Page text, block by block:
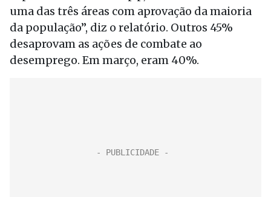
uma das três áreas com aprovação da maioria
da população”, diz o relatório. Outros 45%
desaprovam as ações de combate ao
desemprego. Em março, eram 40%.